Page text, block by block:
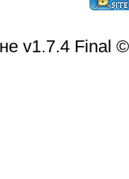
v1.7.4 Final